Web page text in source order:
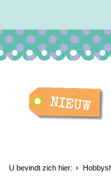
U bevindt zich hier: